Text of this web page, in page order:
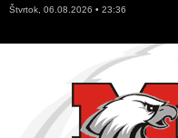
Štvrtok, 06.08.2026 • 23:36